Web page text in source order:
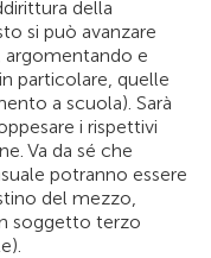
della
si può avanzare
argomentando e
particolare, quelle
a scuola). Sarà
i rispettivi
Va da sé che
potranno essere
del mezzo,
soggetto terzo